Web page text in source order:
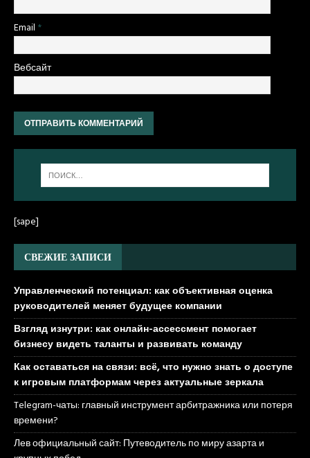
Email *
Вебсайт
[sape]
СВЕЖИЕ ЗАПИСИ
Управленческий потенциал: как объективная оценка
руководителей меняет будущее компании
Взгляд изнутри: как онлайн-ассессмент помогает
бизнесу видеть таланты и развивать команду
Как оставаться на связи: всё, что нужно знать о доступе
к игровым платформам через актуальные зеркала
Telegram-чаты: главный инструмент арбитражника или потеря
времени?
Лев официальный сайт: Путеводитель по миру азарта и